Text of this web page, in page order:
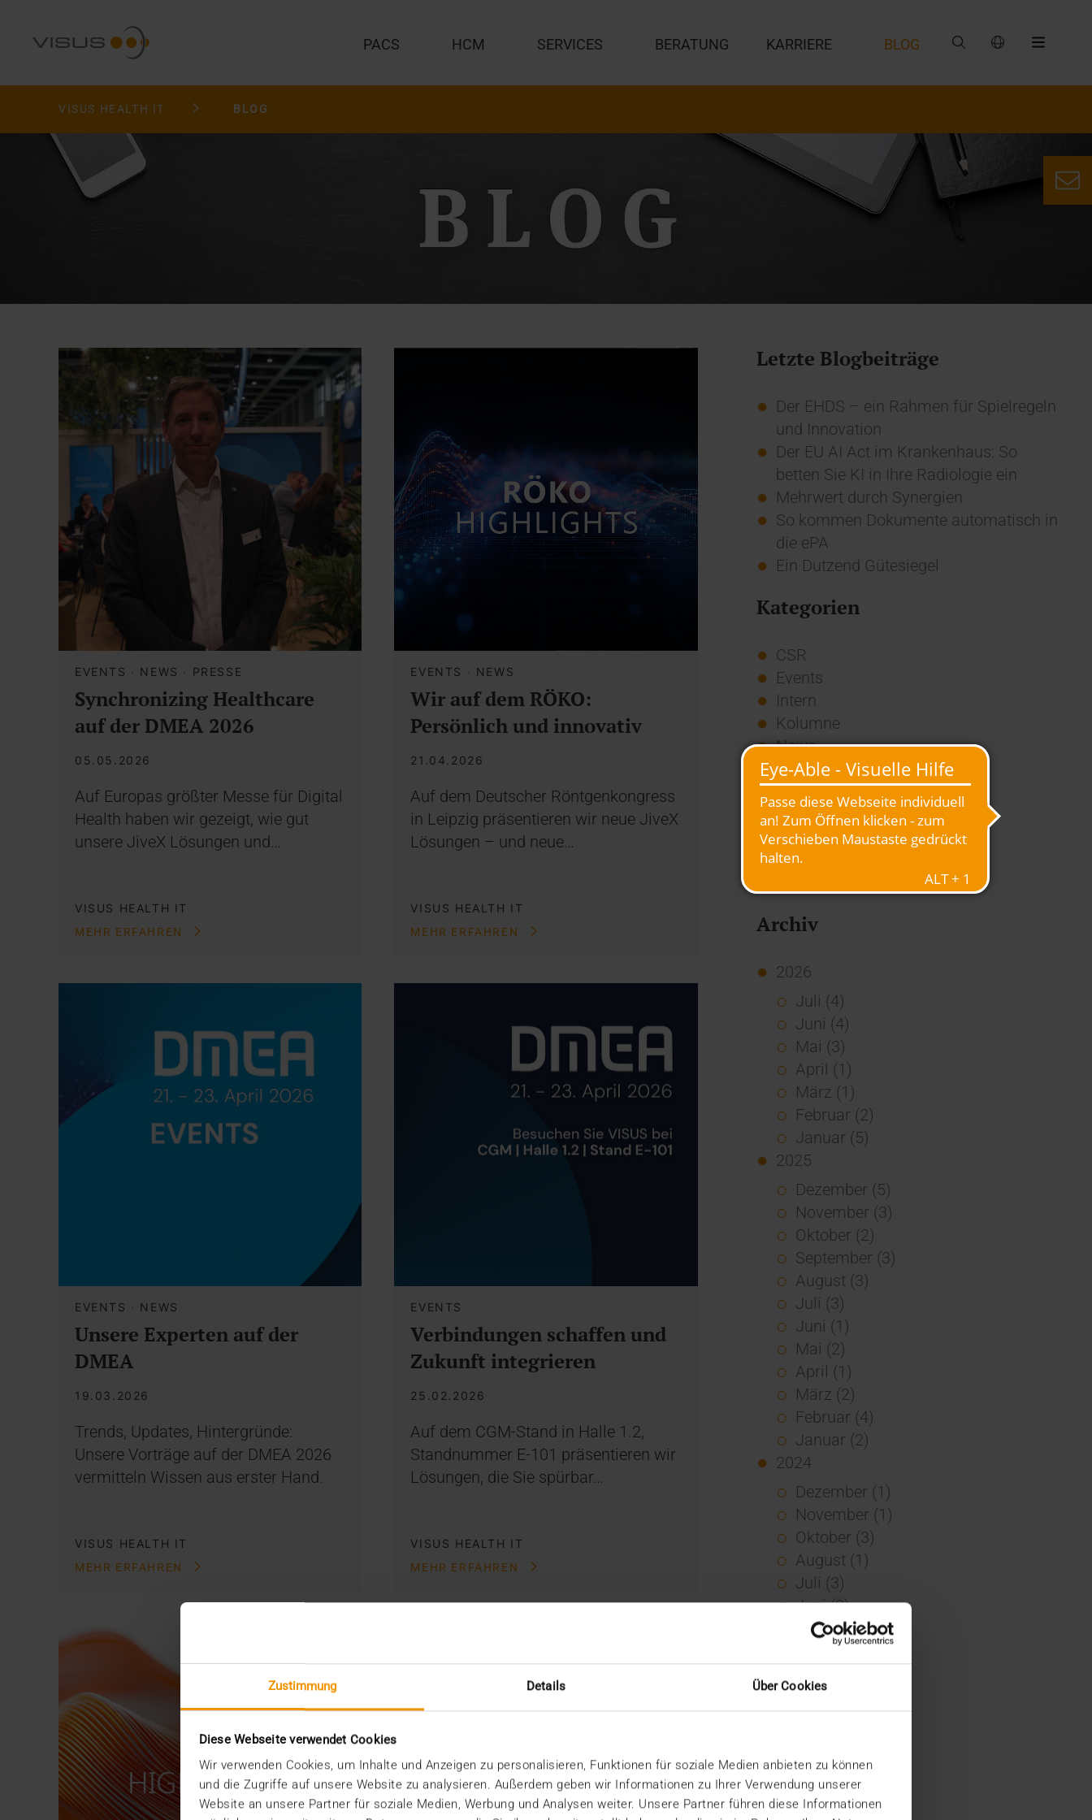
Zustimmung Details Über Cookies
Diese Webseite verwendet Cookies
Wir verwenden Cookies, um Inhalte und Anzeigen zu personalisieren, Funktionen für soziale Medien anbieten zu können
und die Zugriffe auf unsere Website zu analysieren. Außerdem geben wir Informationen zu Ihrer Verwendung unserer
Website an unsere Partner für soziale Medien, Werbung und Analysen weiter. Unsere Partner führen diese Informationen
PACS HCM SERVICES BERATUNG KARRIERE BLOG
VISUS HEALTH IT BLOG
EVENTS · NEWS · PRESSE
Synchronizing Healthcare
auf der DMEA 2026
05.05.2026
Auf Europas größter Messe für Digital
Health haben wir gezeigt, wie gut
unsere JiveX Lösungen und…
VISUS HEALTH IT
MEHR ERFAHREN
EVENTS · NEWS
Wir auf dem RÖKO:
Persönlich und innovativ
21.04.2026
Auf dem Deutscher Röntgenkongress
in Leipzig präsentieren wir neue JiveX
Lösungen – und neue…
VISUS HEALTH IT
MEHR ERFAHREN
EVENTS · NEWS
Unsere Experten auf der
DMEA
19.03.2026
Trends, Updates, Hintergründe:
Unsere Vorträge auf der DMEA 2026
vermitteln Wissen aus erster Hand.
VISUS HEALTH IT
MEHR ERFAHREN
EVENTS
Verbindungen schaffen und
Zukunft integrieren
25.02.2026
Auf dem CGM-Stand in Halle 1.2,
Standnummer E-101 präsentieren wir
Lösungen, die Sie spürbar…
VISUS HEALTH IT
MEHR ERFAHREN
Letzte Blogbeiträge
Der EHDS – ein Rahmen für Spielregeln
und Innovation
Der EU AI Act im Krankenhaus: So
betten Sie KI in Ihre Radiologie ein
Mehrwert durch Synergien
So kommen Dokumente automatisch in
die ePA
Ein Dutzend Gütesiegel
Kategorien
CSR
Events
Intern
Kolumne
News
Overview
Presse
Report
Standard Echo
Stories
Archiv
2026
Juli (4)
Juni (4)
Mai (3)
April (1)
März (1)
Februar (2)
Januar (5)
2025
Dezember (5)
November (3)
Oktober (2)
September (3)
August (3)
Juli (3)
Juni (1)
Mai (2)
April (1)
März (2)
Februar (4)
Januar (2)
2024
Dezember (1)
November (1)
Oktober (3)
August (1)
Juli (3)
Juni (3)
Mai (7)
April (4)
Februar (3)
Dezember (5)
November (6)